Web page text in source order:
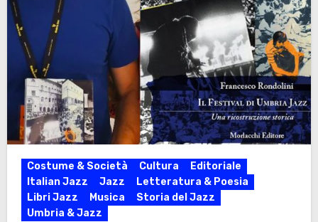
Costume & Società Cultura
Editoriale
Italian Jazz
Jazz
Letteratura & Poesia
Libri Jazz
Musica
Storia del Jazz
Umbria & Jazz